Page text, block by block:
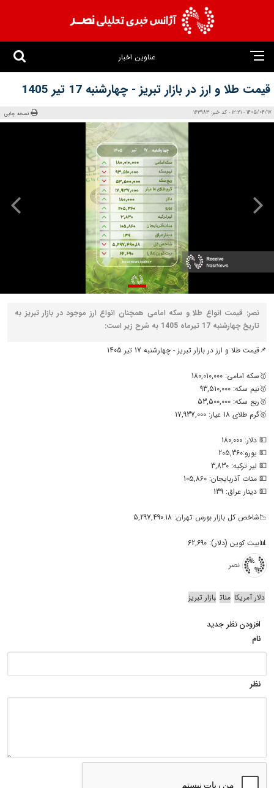
عناوین اخبار
قیمت طلا و ارز در بازار تبریز - چهارشنبه 17 تیر 1405
1405/04/17 - 12:21 - کد خبر: 163983 نسخه چاپی
نصر: قیمت انواع طلا و سکه امامی همچنان انواع ارز موجود در بازار تبریز به
تاریخ چهارشنبه 17 تیرماه 1405 به شرح زیر است:
📌قیمت طلا و ارز در بازار تبریز - چهارشنبه 17 تیر 1405
🥇سکه امامی: 180,010,000
🥇نیم سکه: 93,510,000
🥇ربع سکه: 53,500,000
🥇گرم طلای 18 عیار: 17,937,000
💵 دلار: 180,000
💵 یورو:205,360
💵 لیر ترکیه: 3,830
💵 منات آذربایجان: 105,860
💵 دینار عراق: 139
📉شاخص کل بازار بورس تهران: 5,297,490.18
📊بیت کوین (دلار): 62,690
نصر
دلار آمریکا منات بازار تبریز
افزودن نظر جدید
نام
نظر